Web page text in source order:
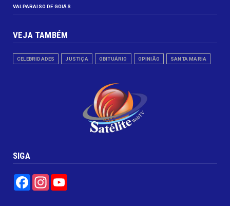
VALPARAISO DE GOIÁS
VEJA TAMBÉM
CELEBRIDADES JUSTIÇA OBITUÁRIO OPINIÃO SANTA MARIA
SIGA
FacebookInstagram